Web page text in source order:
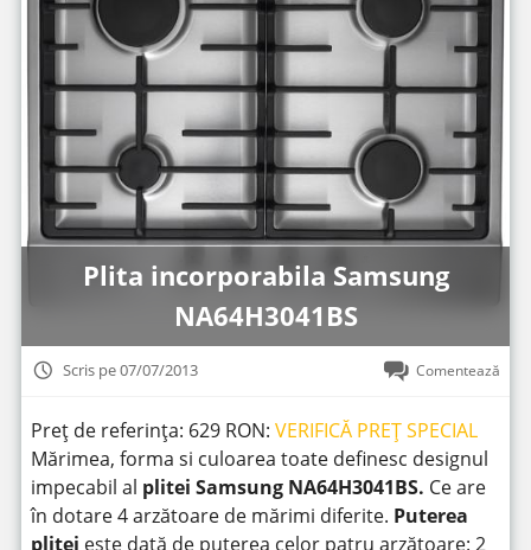
Plita incorporabila Samsung
NA64H3041BS
Scris pe 07/07/2013 Comentează
Preț de referința: 629 RON: VERIFICĂ PREȚ SPECIAL
Mărimea, forma si culoarea toate definesc designul
impecabil al plitei Samsung NA64H3041BS. Ce are
în dotare 4 arzătoare de mărimi diferite. Puterea
plitei este dată de puterea celor patru arzătoare: 2